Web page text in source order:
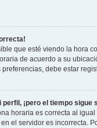
que esté viendo la hora
de acuerdo a su
debe estar
¡pero el tiempo sigue
horaria es correcta al
el servidor es incorrecta.